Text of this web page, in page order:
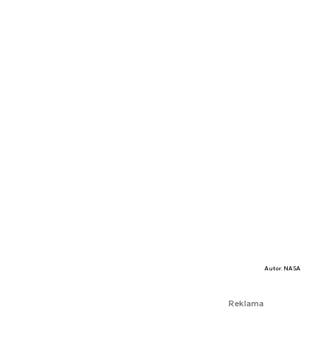
Autor. NASA
Reklama